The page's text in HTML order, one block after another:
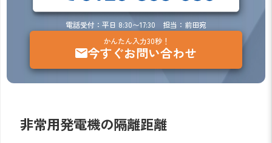
電話受付：平日 8:30〜17:30 担当：前田宛
かんたん入力30秒！
今すぐお問い合わせ
非常用発電機の隔離距離